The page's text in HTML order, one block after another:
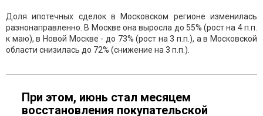
Доля ипотечных сделок в Московском регионе изменилась
разнонаправленно. В Москве она выросла до 55% (рост на 4 п.п.
к маю), в Новой Москве - до 73% (рост на 3 п.п.), а в Московской
области снизилась до 72% (снижение на 3 п.п.).
При этом, июнь стал месяцем
восстановления покупательской